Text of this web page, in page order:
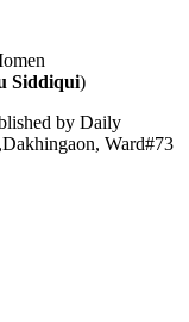
Siddiqui)
by Daily
Ward#73